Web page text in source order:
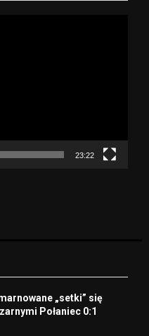
23:22
„setki” się
Połaniec 0:1